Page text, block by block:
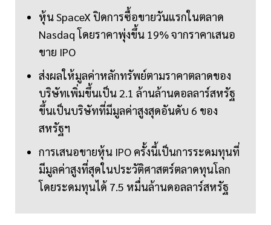
หุ้น SpaceX ปิดการซื้อขายวันแรกในตลาด
Nasdaq โดยราคาพุ่งขึ้น 19% จากราคาเสนอ
ขาย IPO
ส่งผลให้มูลค่าหลักทรัพย์ตามราคาตลาดของ
บริษัทเพิ่มขึ้นเป็น 2.1 ล้านล้านดอลลาร์สหรัฐ
ขึ้นเป็นบริษัทที่มีมูลค่าสูงสุดอันดับ 6 ของ
สหรัฐฯ
การเสนอขายหุ้น IPO ครั้งนี้เป็นการระดมทุนที่
มีมูลค่าสูงที่สุดในประวัติศาสตร์ตลาดทุนโลก
โดยระดมทุนได้ 7.5 หมื่นล้านดอลลาร์สหรัฐ